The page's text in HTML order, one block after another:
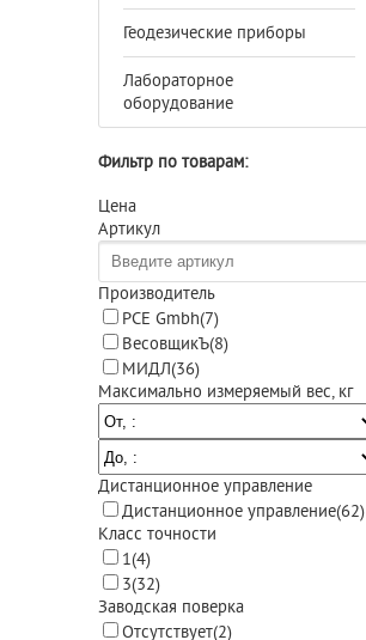
Геодезические приборы
Лабораторное
оборудование
Фильтр по товарам:
Цена
Артикул
Производитель
PCE Gmbh(7)
ВесовщикЪ(8)
МИДЛ(36)
Максимально измеряемый вес, кг
Дистанционное управление
Дистанционное управление(62)
Класс точности
1(4)
3(32)
Заводская поверка
Отсутствует(2)